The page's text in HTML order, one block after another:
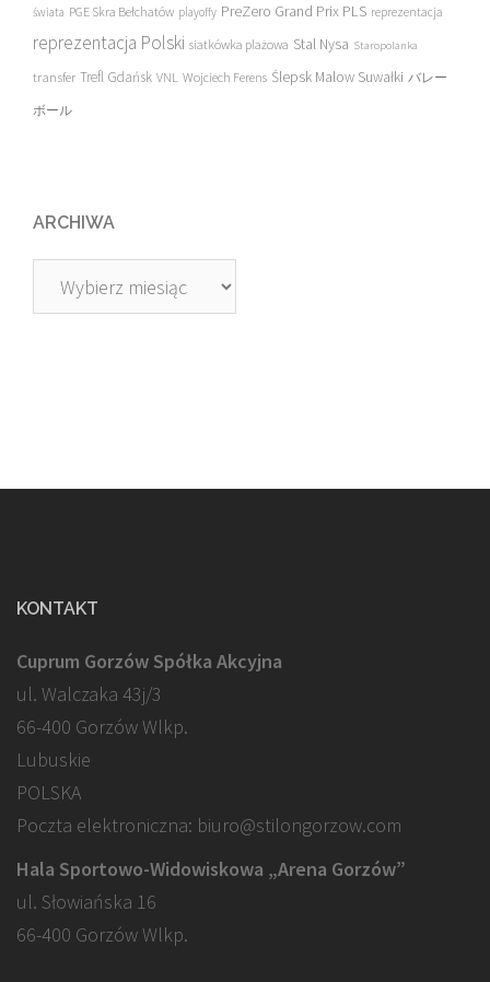
świata PGE Skra Bełchatów playoffy PreZero Grand Prix PLS reprezentacja
reprezentacja Polski siatkówka plażowa Stal Nysa Staropolanka
transfer Trefl Gdańsk VNL Wojciech Ferens Ślepsk Malow Suwałki バレー
ボール
ARCHIWA
Archiwa
KONTAKT
Cuprum Gorzów Spółka Akcyjna
ul. Walczaka 43j/3
66-400 Gorzów Wlkp.
Lubuskie
POLSKA
Poczta elektroniczna: biuro@stilongorzow.com
Hala Sportowo-Widowiskowa „Arena Gorzów”
ul. Słowiańska 16
66-400 Gorzów Wlkp.